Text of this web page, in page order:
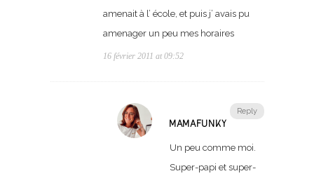
amenait à l’ école, et puis j’ avais pu
amenager un peu mes horaires
16 février 2011 at 09:52
Reply
MAMAFUNKY
Un peu comme moi.
Super-papi et super-